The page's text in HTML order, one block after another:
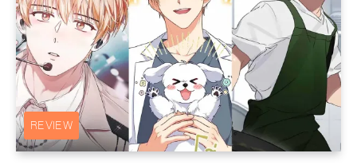
REVIEW